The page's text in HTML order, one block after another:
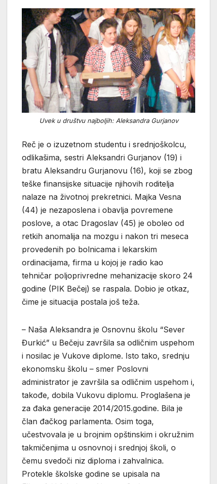
Uvek u društvu najboljih: Aleksandra Gurjanov
Reč je o izuzetnom studentu i srednjoškolcu,
odlikašima, sestri Aleksandri Gurjanov (19) i
bratu Aleksandru Gurjanovu (16), koji se zbog
teške finansijske situacije njihovih roditelja
nalaze na životnoj prekretnici. Majka Vesna
(44) je nezaposlena i obavlja povremene
poslove, a otac Dragoslav (45) je oboleo od
retkih anomalija na mozgu i nakon tri meseca
provedenih po bolnicama i lekarskim
ordinacijama, firma u kojoj je radio kao
tehničar poljoprivredne mehanizacije skoro 24
godine (PIK Bečej) se raspala. Dobio je otkaz,
čime je situacija postala još teža.
– Naša Aleksandra je Osnovnu školu “Sever
Đurkić” u Bečeju završila sa odličnim uspehom
i nosilac je Vukove diplome. Isto tako, srednju
ekonomsku školu – smer Poslovni
administrator je završila sa odličnim uspehom i,
takođe, dobila Vukovu diplomu. Proglašena je
za đaka generacije 2014/2015.godine. Bila je
član đačkog parlamenta. Osim toga,
učestvovala je u brojnim opštinskim i okružnim
takmičenjima u osnovnoj i srednjoj školi, o
čemu svedoči niz diploma i zahvalnica.
Protekle školske godine se upisala na